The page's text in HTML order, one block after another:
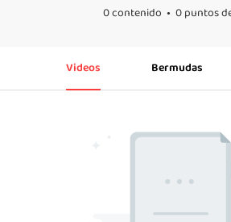
0 contenido
0 puntos
Videos Bermudas